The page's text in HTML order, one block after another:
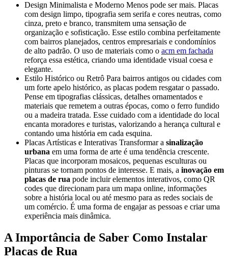
Design Minimalista e Moderno Menos pode ser mais. Placas
com design limpo, tipografia sem serifa e cores neutras, como
cinza, preto e branco, transmitem uma sensação de
organização e sofisticação. Esse estilo combina perfeitamente
com bairros planejados, centros empresariais e condomínios
de alto padrão. O uso de materiais como o acm em fachada
reforça essa estética, criando uma identidade visual coesa e
elegante.
Estilo Histórico ou Retrô Para bairros antigos ou cidades com
um forte apelo histórico, as placas podem resgatar o passado.
Pense em tipografias clássicas, detalhes ornamentados e
materiais que remetem a outras épocas, como o ferro fundido
ou a madeira tratada. Esse cuidado com a identidade do local
encanta moradores e turistas, valorizando a herança cultural e
contando uma história em cada esquina.
Placas Artísticas e Interativas Transformar a sinalização
urbana em uma forma de arte é uma tendência crescente.
Placas que incorporam mosaicos, pequenas esculturas ou
pinturas se tornam pontos de interesse. E mais, a inovação em
placas de rua pode incluir elementos interativos, como QR
codes que direcionam para um mapa online, informações
sobre a história local ou até mesmo para as redes sociais de
um comércio. É uma forma de engajar as pessoas e criar uma
experiência mais dinâmica.
A Importância de Saber Como Instalar
Placas de Rua